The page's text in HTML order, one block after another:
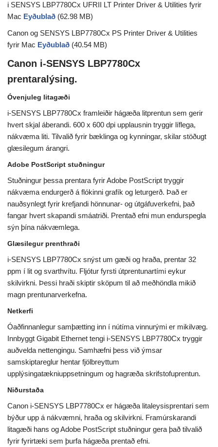
i SENSYS LBP7780Cx UFRII LT Printer Driver & Utilities fyrir
Mac Eyðublað (62.98 MB)
Canon og SENSYS LBP7780Cx PS Printer Driver & Utilities
fyrir Mac Eyðublað (40.54 MB)
Canon i-SENSYS LBP7780Cx
prentaralýsing.
Óvenjuleg litagæði
i-SENSYS LBP7780Cx framleiðir hágæða litprentun sem gerir
hvert skjal áberandi. 600 x 600 dpi upplausnin tryggir líflega,
nákvæma liti. Tilvalið fyrir bæklinga og kynningar, skilar stöðugt
glæsilegum árangri.
Adobe PostScript stuðningur
Stuðningur þessa prentara fyrir Adobe PostScript tryggir
nákvæma endurgerð á flókinni grafík og leturgerð. Það er
nauðsynlegt fyrir krefjandi hönnunar- og útgáfuverkefni, það
fangar hvert skapandi smáatriði. Prentað efni mun endurspegla
sýn þína nákvæmlega.
Glæsilegur prenthraði
i-SENSYS LBP7780Cx snýst um gæði og hraða, prentar 32
ppm í lit og svarthvítu. Fljótur fyrsti útprentunartími eykur
skilvirkni. Þessi hraði skiptir sköpum til að meðhöndla mikið
magn prentunarverkefna.
Netkerfi
Óaðfinnanlegur samþætting inn í nútíma vinnurými er mikilvæg.
Innbyggt Gigabit Ethernet tengi i-SENSYS LBP7780Cx tryggir
auðvelda nettengingu. Samhæfni þess við ýmsar
samskiptareglur hentar fjölbreyttum
upplýsingatækniuppsetningum og hagræða skrifstofuprentun.
Niðurstaða
Canon i-SENSYS LBP7780Cx er hágæða litaleysisprentari sem
býður upp á nákvæmni, hraða og skilvirkni. Framúrskarandi
litagæði hans og Adobe PostScript stuðningur gera það tilvalið
fyrir fyrirtæki sem þurfa hágæða prentað efni.